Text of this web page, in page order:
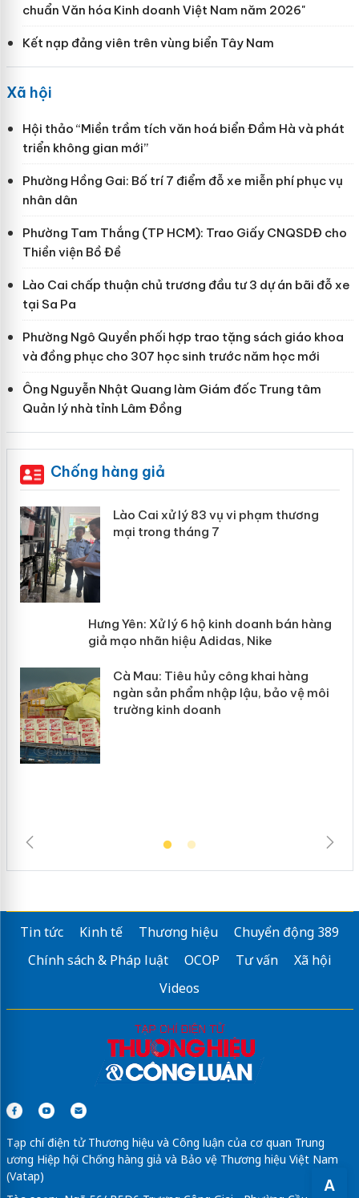
A
chuẩn Văn hóa Kinh doanh Việt Nam năm 2026"
Kết nạp đảng viên trên vùng biển Tây Nam
Xã hội
Hội thảo “Miền trầm tích văn hoá biển Đầm Hà và phát
triển không gian mới”
Phường Hồng Gai: Bố trí 7 điểm đỗ xe miễn phí phục vụ
nhân dân
Phường Tam Thắng (TP HCM): Trao Giấy CNQSDĐ cho
Thiền viện Bồ Đề
Lào Cai chấp thuận chủ trương đầu tư 3 dự án bãi đỗ xe
tại Sa Pa
Phường Ngô Quyền phối hợp trao tặng sách giáo khoa
và đồng phục cho 307 học sinh trước năm học mới
Ông Nguyễn Nhật Quang làm Giám đốc Trung tâm
Quản lý nhà tỉnh Lâm Đồng
Chống hàng giả
Lào Cai xử lý 83 vụ vi phạm thương
mại trong tháng 7
Hưng Yên: Xử lý 6 hộ kinh doanh bán
hàng giả mạo nhãn hiệu Adidas, Nike
Tin tức Kinh tế Thương hiệu
Chuyển động 389
Chính sách & Pháp luật
OCOP Tư vấn
Xã hội
Videos
Tạp chí điện tử Thương hiệu và Công luận của cơ quan Trung
ương Hiệp hội Chống hàng giả và Bảo vệ Thương hiệu Việt Nam
(Vatap)